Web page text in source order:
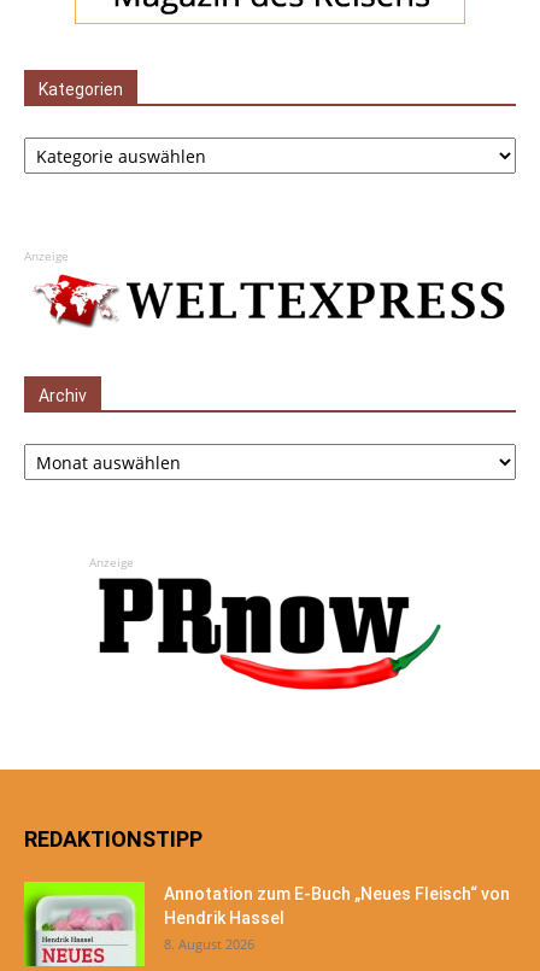
Kategorien
Kategorien
Anzeige
Archiv
Archiv
Anzeige
REDAKTIONSTIPP
Annotation zum E-Buch „Neues Fleisch“ von
Hendrik Hassel
8. August 2026